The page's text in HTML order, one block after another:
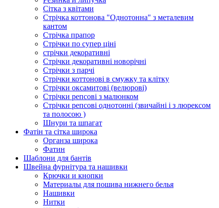
Сітка з квітами
Стрічка коттонова "Однотонна" з металевим
кантом
Стрічка прапор
Стрічки по супер ціні
стрічки декоративні
Стрічки декоративні новорічні
Стрічки з парчі
Стрічки коттонові в смужку та клітку
Стрічки оксамитові (велюрові)
Стрічки репсові з малюнком
Стрічки репсові однотонні (звичайні і з люрексом
та полосою )
Шнури та шпагат
Фатін та сітка широка
Органза широка
Фатин
Шаблони для бантів
Швейна фурнітура та нашивки
Крючки и кнопки
Материалы для пошива нижнего белья
Нашивки
Нитки